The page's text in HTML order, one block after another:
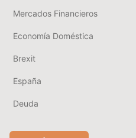
Mercados Financieros
Economía Doméstica
Brexit
España
Deuda